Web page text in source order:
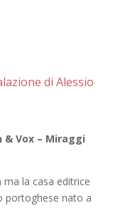
di Alessio
Vox – Miraggi
la casa editrice
portoghese nato a